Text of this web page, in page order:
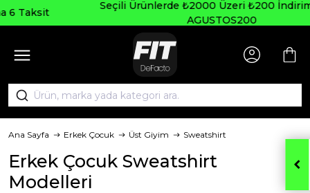
Seçili Ürünlerde ₺2000 Üzeri ₺200 İndirim Kodu:
AGUSTOS200
Ana Sayfa Erkek Çocuk Üst Giyim Sweatshirt
Erkek Çocuk Sweatshirt
Modelleri